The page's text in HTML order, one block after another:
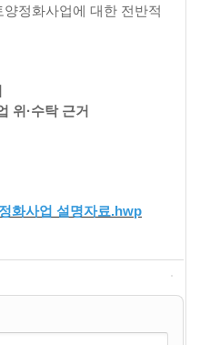
정화사업에 대한 전반적
위·수탁 근거
화사업 설명자료.hwp